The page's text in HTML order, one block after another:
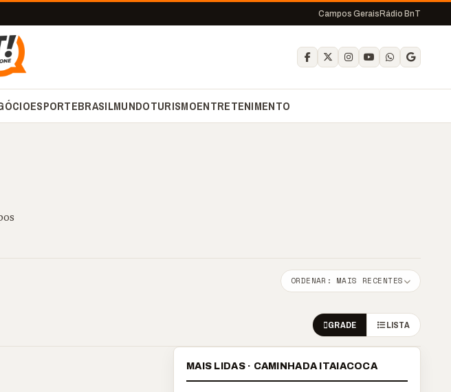
Campos Gerais Rádio BnT
ESPORTEBRASILMUNDOTURISMOENTRETENIMENTO
ORDENAR: MAIS RECENTES
GRADE LISTA
MAIS LIDAS · CAMINHADA ITAIACOCA